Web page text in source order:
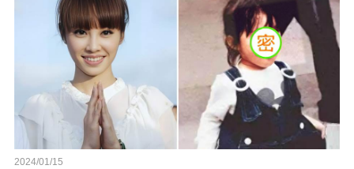
2024/01/15